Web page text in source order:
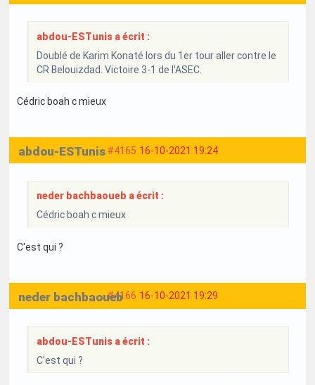
abdou-ESTunis a écrit :
Doublé de Karim Konaté lors du 1er tour aller contre le
CR Belouizdad. Victoire 3-1 de l'ASEC.
Cédric boah c mieux
#4165 16-10-2021 19:24
abdou-ESTunis
neder bachbaoueb a écrit :
Cédric boah c mieux
C'est qui ?
#4166 16-10-2021 19:29
neder bachbaoueb
abdou-ESTunis a écrit :
C'est qui ?